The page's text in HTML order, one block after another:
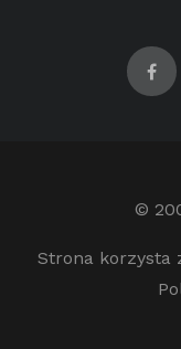
©
Strona korzysta